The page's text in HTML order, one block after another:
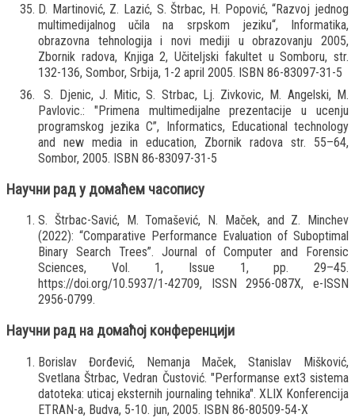
D. Martinović, Z. Lazić, S. Štrbac, H. Popović, “Razvoj jednog
multimedijalnog učila na srpskom jeziku“, Informatika,
obrazovna tehnologija i novi mediji u obrazovanju 2005,
Zbornik radova, Knjiga 2, Učiteljski fakultet u Somboru, str.
132-136, Sombor, Srbija, 1-2 april 2005. ISBN 86-83097-31-5
S. Djenic, J. Mitic, S. Strbac, Lj. Zivkovic, M. Angelski, M.
Pavlovic.: "Primena multimedijalne prezentacije u ucenju
programskog jezika C”, Informatics, Educational technology
and new media in education, Zbornik radova str. 55–64,
Sombor, 2005. ISBN 86-83097-31-5
Научни рад у домаћем часопису
S. Štrbac-Savić, M. Tomašević, N. Maček, and Z. Minchev
(2022): “Comparative Performance Evaluation of Suboptimal
Binary Search Trees”. Journal of Computer and Forensic
Sciences, Vol. 1, Issue 1, pp. 29–45.
https://doi.org/10.5937/1-42709, ISSN 2956-087X, e-ISSN
2956-0799.
Научни рад на домаћој конференцији
Borislav Đorđević, Nemanja Maček, Stanislav Mišković,
Svetlana Štrbac, Vedran Čustović. "Performanse ext3 sistema
datoteka: uticaj eksternih journaling tehnika". XLIX Konferencija
ETRAN-a, Budva, 5-10. jun, 2005. ISBN 86-80509-54-X